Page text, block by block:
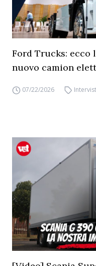
Ford Trucks: ecco
nuovo camion
07/22/2026